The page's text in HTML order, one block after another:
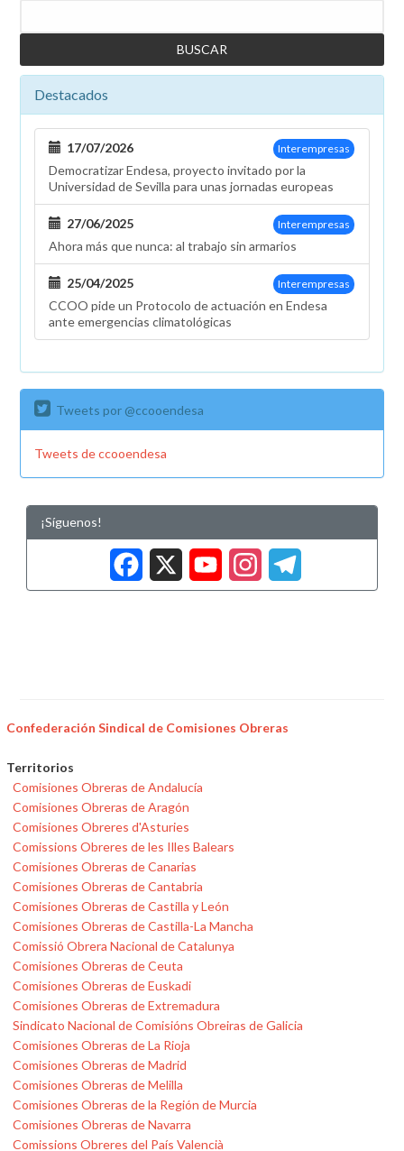
Destacados
Interempresas
17/07/2026
Democratizar Endesa, proyecto invitado por la
Universidad de Sevilla para unas jornadas europeas
Interempresas
27/06/2025
Ahora más que nunca: al trabajo sin armarios
Interempresas
25/04/2025
CCOO pide un Protocolo de actuación en Endesa
ante emergencias climatológicas
Tweets por @ccooendesa
Tweets de ccooendesa
¡Síguenos!
Facebook
X
Confederación Sindical de Comisiones Obreras
Territorios
Comisiones Obreras de Andalucía
Comisiones Obreras de Aragón
Comisiones Obreres d'Asturies
Comissions Obreres de les Illes Balears
Comisiones Obreras de Canarias
Comisiones Obreras de Cantabria
Comisiones Obreras de Castilla y León
Comisiones Obreras de Castilla-La Mancha
Comissió Obrera Nacional de Catalunya
Comisiones Obreras de Ceuta
Comisiones Obreras de Euskadi
Comisiones Obreras de Extremadura
Sindicato Nacional de Comisións Obreiras de Galicia
Comisiones Obreras de La Rioja
Comisiones Obreras de Madrid
Comisiones Obreras de Melilla
Comisiones Obreras de la Región de Murcia
Comisiones Obreras de Navarra
Comissions Obreres del País Valencià